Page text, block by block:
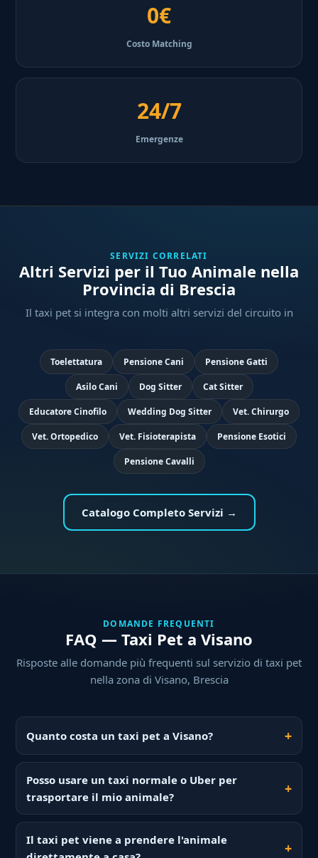
0€
Costo Matching
24/7
Emergenze
SERVIZI CORRELATI
Altri Servizi per il Tuo Animale nella
Provincia di Brescia
Il taxi pet si integra con molti altri servizi del circuito in
Toelettatura Pensione Cani Pensione Gatti
Asilo Cani Dog Sitter Cat Sitter
Educatore Cinofilo Wedding Dog Sitter Vet. Chirurgo
Vet. Ortopedico Vet. Fisioterapista Pensione Esotici
Pensione Cavalli
Catalogo Completo Servizi →
DOMANDE FREQUENTI
FAQ — Taxi Pet a Visano
Risposte alle domande più frequenti sul servizio di taxi pet
nella zona di Visano, Brescia
Quanto costa un taxi pet a Visano?
Posso usare un taxi normale o Uber per
trasportare il mio animale?
Il taxi pet viene a prendere l'animale